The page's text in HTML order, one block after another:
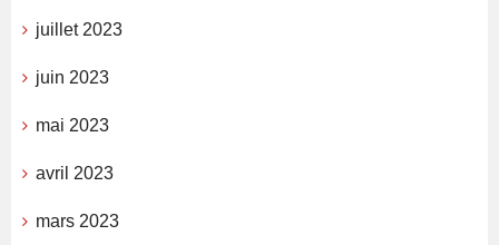
juillet 2023
juin 2023
mai 2023
avril 2023
mars 2023